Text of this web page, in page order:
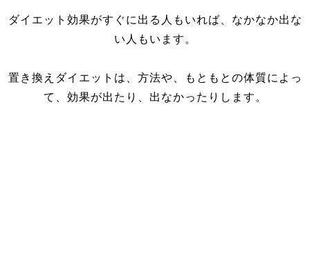
ダイエット効果がすぐに出る人もいれば、なかなか出な
い人もいます。
置き換えダイエットは、方法や、もともとの体質によっ
て、効果が出たり、出なかったりします。